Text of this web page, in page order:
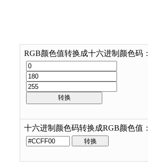
RGB颜色值转换成十六进制颜色码：
十六进制颜色码转换成RGB颜色值：